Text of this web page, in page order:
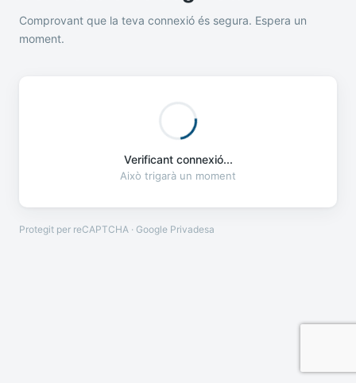
Comprovant que la teva connexió és segura. Espera un
moment.
Verificant connexió...
Això trigarà un moment
Protegit per reCAPTCHA · Google Privadesa